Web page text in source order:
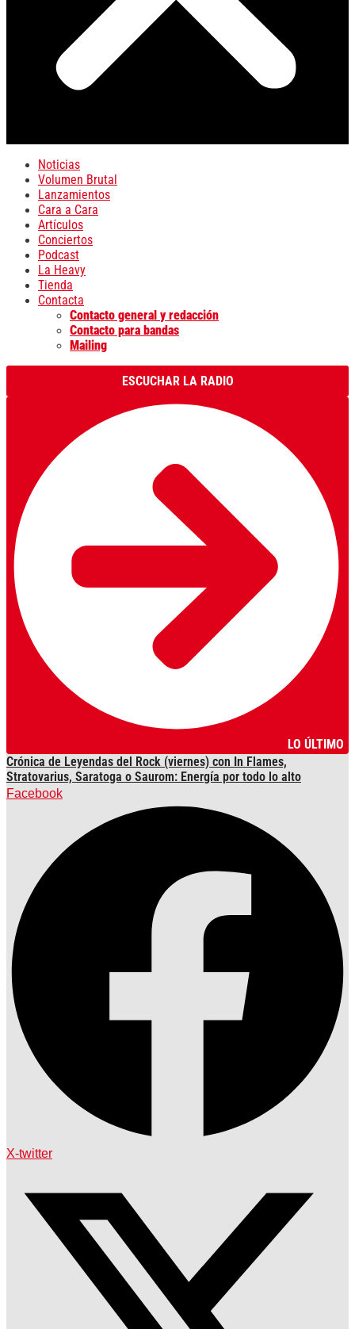
Noticias
Volumen Brutal
Lanzamientos
Cara a Cara
Artículos
Conciertos
Podcast
La Heavy
Tienda
Contacta
Contacto general y redacción
Contacto para bandas
Mailing
ESCUCHAR LA RADIO
LO ÚLTIMO
Crónica de Leyendas del Rock (viernes) con In Flames,
Stratovarius, Saratoga o Saurom: Energía por todo lo alto
Facebook
X-twitter